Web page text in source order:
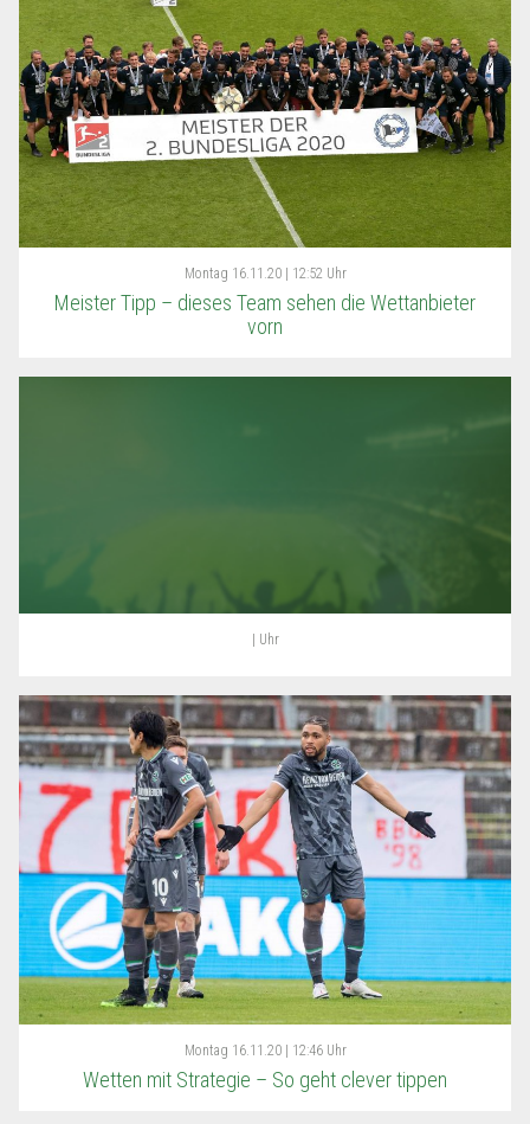
Montag 16.11.20 | 12:52 Uhr
Meister Tipp – dieses Team sehen die Wettanbieter
vorn
| Uhr
Montag 16.11.20 | 12:46 Uhr
Wetten mit Strategie – So geht clever tippen